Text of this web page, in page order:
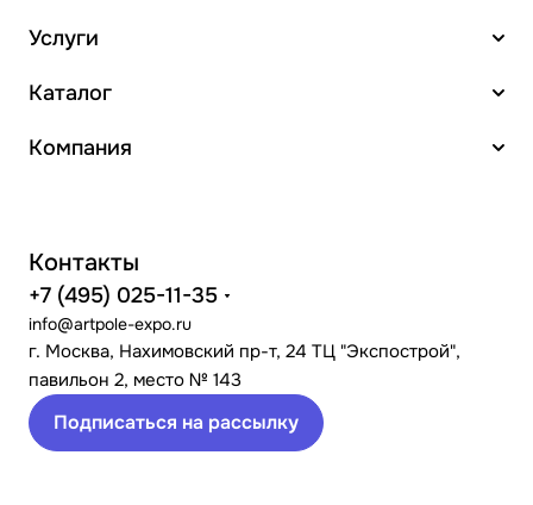
Услуги
Каталог
Компания
Контакты
+7 (495) 025-11-35
info@artpole-expo.ru
г. Москва, Нахимовский пр-т, 24 ТЦ "Экспострой",
павильон 2, место № 143
Подписаться на рассылку